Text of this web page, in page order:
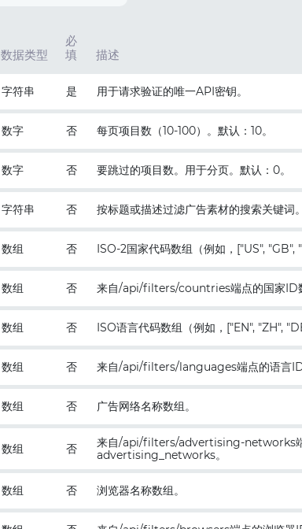
数据类型
必
填
描述
字符串 是 用于请求验证的唯一API密钥。
数字 否 每页项目数（10-100）。默认：10。
数字 否 要跳过的项目数。用于分页。默认：0。
字符串 否 按标题或描述过滤广告素材的搜索关键词。
数组 否 ISO-2国家代码数组（例如，["US", "GB",
数组 否 来自/api/filters/countries端点的国家ID
数组 否 ISO语言代码数组（例如，["EN", "ZH",
数组 否 来自/api/filters/languages端点的语言
数组 否 广告网络名称数组。
数组 否
来自/api/filters/advertising-networks
advertising_networks。
数组 否 浏览器名称数组。